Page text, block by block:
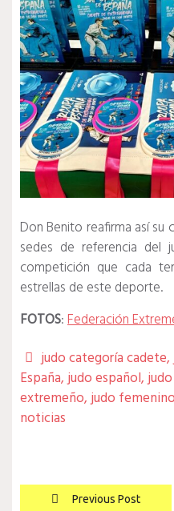
Don Benito reafirma así su
sedes de referencia del
competición que cada
estrellas de este deporte.
FOTOS:Federación
 judo categoría cadete,
España,judo español,
extremeño,judo femenino
noticias
Navegación
Previous Post